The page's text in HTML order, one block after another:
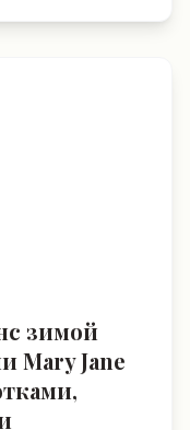
зимой
Mary Jane